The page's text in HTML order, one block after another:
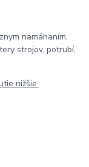
namáhaním,
strojov, potrubí,
nižšie.